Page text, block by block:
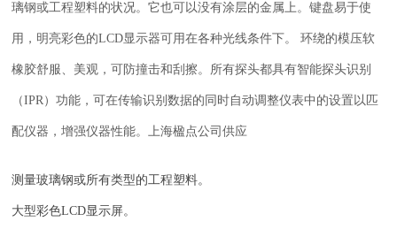
璃钢或工程塑料的状况。它也可以没有涂层的金属上。键盘易于使
用，明亮彩色的LCD显示器可用在各种光线条件下。 环绕的模压软
橡胶舒服、美观，可防撞击和刮擦。所有探头都具有智能探头识别
（IPR）功能，可在传输识别数据的同时自动调整仪表中的设置以匹
配仪器，增强仪器性能。上海楹点公司供应
测量玻璃钢或所有类型的工程塑料。
大型彩色LCD显示屏。